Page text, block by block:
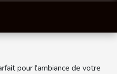
pour l'ambiance de votre